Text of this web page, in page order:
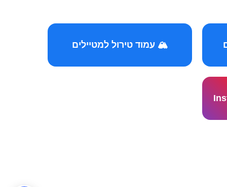
🏔️ עמוד טירול למטיילים